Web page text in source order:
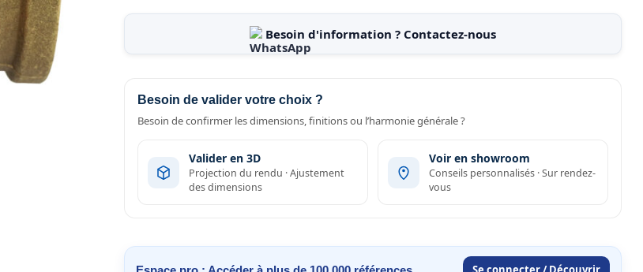
Besoin d'information ? Contactez-nous
Besoin de valider votre choix ?
Besoin de confirmer les dimensions, finitions ou l’harmonie générale ?
Valider en 3D
Projection du rendu · Ajustement
des dimensions
Voir en showroom
Conseils personnalisés · Sur rendez-
vous